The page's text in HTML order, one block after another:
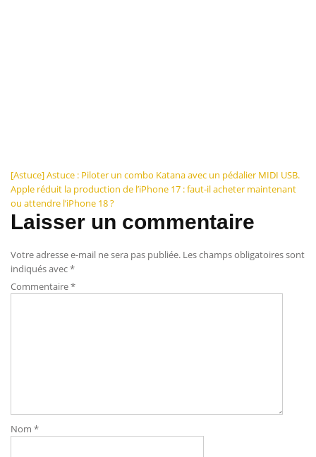
Navigation
de
l’article
[Astuce] Astuce : Piloter un combo Katana avec un pédalier MIDI USB.
Apple réduit la production de l’iPhone 17 : faut-il acheter maintenant
ou attendre l’iPhone 18 ?
Laisser un commentaire
Votre adresse e-mail ne sera pas publiée. Les champs obligatoires sont
indiqués avec*
Commentaire*
Nom *